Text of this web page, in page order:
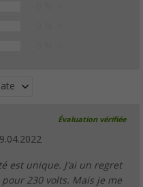
Évaluation vérifiée
est unique. J'ai un regret
230 volts. Mais je me